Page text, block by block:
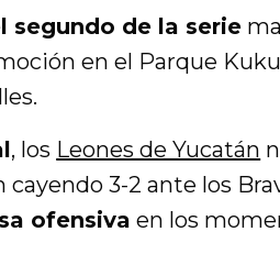
segundo de la serie
en el Parque
, los Leones de Yucatán
3-2 ante los
ofensiva en los